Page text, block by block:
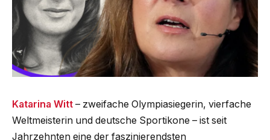
Katarina Witt – zweifache Olympiasiegerin, vierfache
Weltmeisterin und deutsche Sportikone – ist seit
Jahrzehnten eine der faszinierendsten